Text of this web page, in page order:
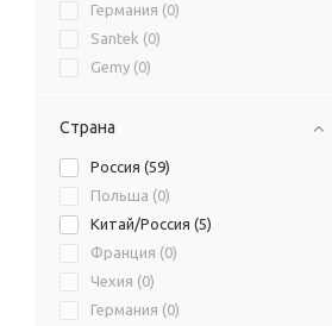
Германия (0)
Santek (0)
Gemy (0)
1MarKa (
Страна
Россия (59)
Польша (0)
Китай/Россия (5)
Франция (0)
Чехия (0)
Германия (0)